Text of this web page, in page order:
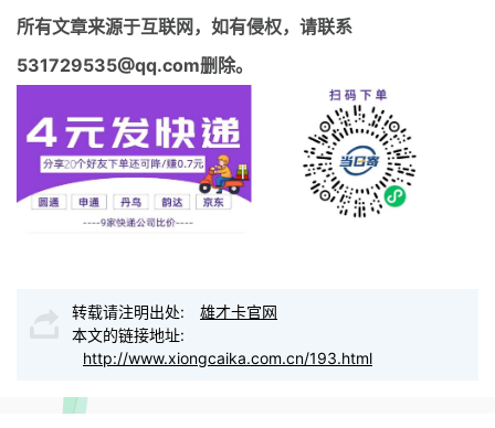
所有文章来源于互联网，如有侵权，请联系
531729535@qq.com删除。
转载请注明出处:
雄才卡官网
本文的链接地址:
http://www.xiongcaika.com.cn/193.html